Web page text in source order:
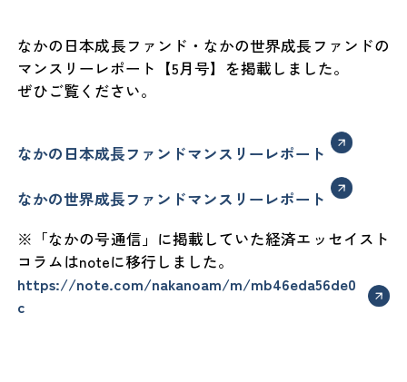
なかの日本成長ファンド・なかの世界成長ファンドの
マンスリーレポート【5月号】を掲載しました。
ぜひご覧ください。
なかの日本成長ファンドマンスリーレポート
なかの世界成長ファンドマンスリーレポート
※「なかの号通信」に掲載していた経済エッセイスト
コラムはnoteに移行しました。
https://note.com/nakanoam/m/mb46eda56de0
c